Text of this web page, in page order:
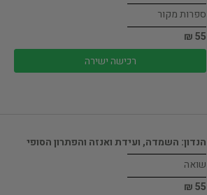
ספרות מקור
55 ₪
רכישה ישירה
הנדון: השמדה, ועידת ואנזה והפתרון הסופי
שואה
55 ₪